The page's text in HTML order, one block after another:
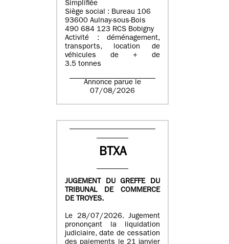
Simplifiée
Siège social : Bureau 106
93600 Aulnay-sous-Bois
490 684 123 RCS Bobigny
Activité : déménagement,
transports, location de
véhicules de + de
3.5 tonnes
Annonce parue le
07/08/2026
BTXA
JUGEMENT DU GREFFE DU
TRIBUNAL DE COMMERCE
DE TROYES.
Le 28/07/2026. Jugement
prononçant la liquidation
judiciaire, date de cessation